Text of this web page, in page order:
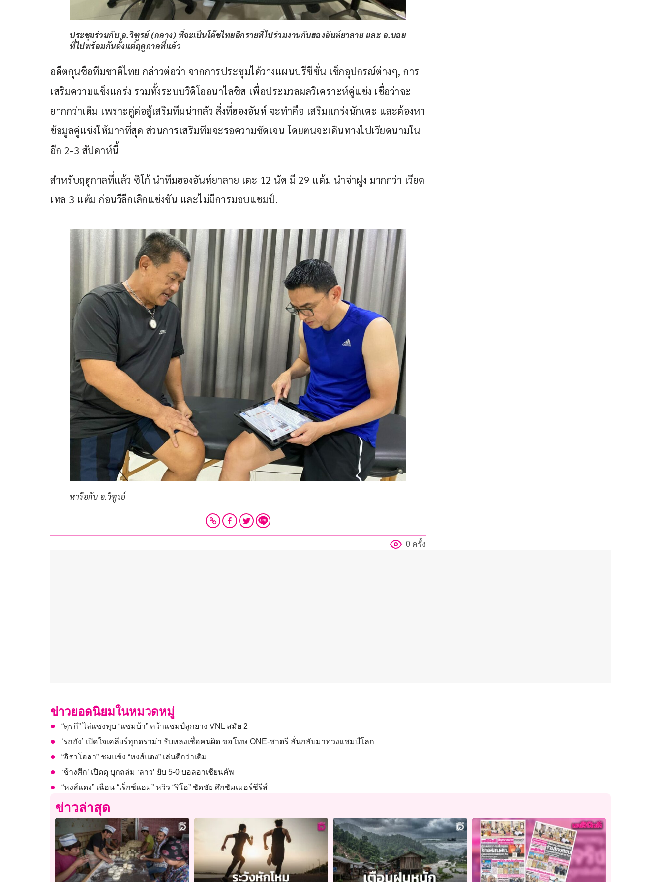
ประชุมร่วมกับ อ.วิฑูรย์ (กลาง) ที่จะเป็นโค้ชไทยอีกรายที่ไปร่วมงานกับฮองอันห์ยาลาย และ อ.บอย
ที่ไปพร้อมกันตั้งแต่ฤดูกาลที่แล้ว
อดีตกุนซือทีมชาติไทย กล่าวต่อว่า จากการประชุมได้วางแผนปรีซีซั่น เช็กอุปกรณ์ต่างๆ, การ
เสริมความแข็งแกร่ง รวมทั้งระบบวิดิโออนาไลซิส เพื่อประมวลผลวิเคราะห์คู่แข่ง เชื่อว่าจะ
ยากกว่าเดิม เพราะคู่ต่อสู้เสริมทีมน่ากลัว สิ่งที่ฮองอันห์ จะทำคือ เสริมแกร่งนักเตะ และต้องหา
ข้อมูลคู่แข่งให้มากที่สุด ส่วนการเสริมทีมจะรอความชัดเจน โดยตนจะเดินทางไปเวียดนามใน
อีก 2-3 สัปดาห์นี้
สำหรับฤดูกาลที่แล้ว ซิโก้ นำทีมฮองอันห์ยาลาย เตะ 12 นัด มี 29 แต้ม นำจ่าฝูง มากกว่า เวียต
เทล 3 แต้ม ก่อนวีลีกเลิกแข่งขัน และไม่มีการมอบแชมป์.
หารือกับ อ.วิฑูรย์
0 ครั้ง
ข่าวยอดนิยมในหมวดหมู่
“ตุรกี” ไล่แซงทุบ “แซมบ้า” คว้าแชมป์ลูกยาง VNL สมัย 2
‘รถถัง’ เปิดใจเคลียร์ทุกดราม่า รับหลงเชื่อคนผิด ขอโทษ ONE-ชาตรี ลั่นกลับมาทวงแชมป์โลก
“อิราโอลา” ชมแข้ง “หงส์แดง” เล่นดีกว่าเดิม
‘ช้างศึก’ เปิดดุ บุกถล่ม ‘ลาว’ ยับ 5-0 บอลอาเซียนคัพ
“หงส์แดง” เฉือน “เร็กซ์แฮม” หวิว “ริโอ” ซัดชัย ศึกซัมเมอร์ซีรีส์
ข่าวล่าสุด